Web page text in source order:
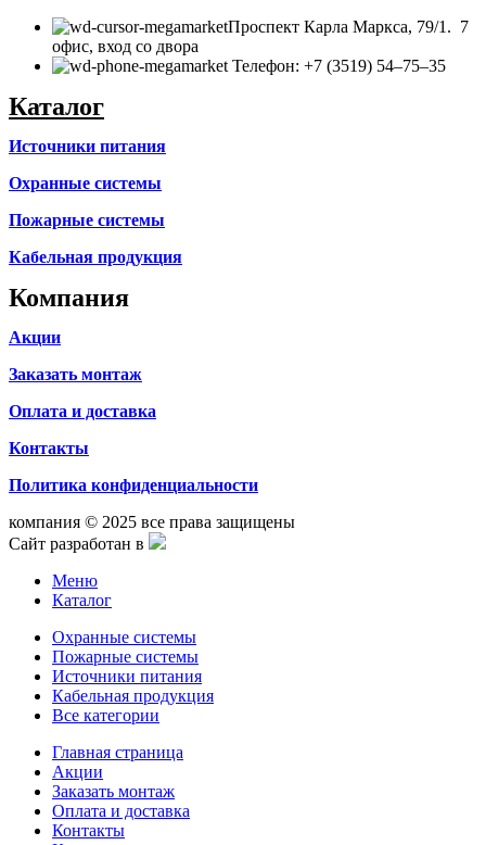
​Проспект Карла Маркса, 79/1. 7
офис, вход со двора
Телефон: +7 (3519) 54‒75‒35
Каталог
Источники питания
Охранные системы
Пожарные системы
Кабельная продукция
Компания
Акции
Заказать монтаж
Оплата и доставка
Контакты
Политика конфиденциальности
компания © 2025 все права защищены
Сайт разработан в
Меню
Каталог
Охранные системы
Пожарные системы
Источники питания
Кабельная продукция
Все категории
Главная страница
Акции
Заказать монтаж
Оплата и доставка
Контакты